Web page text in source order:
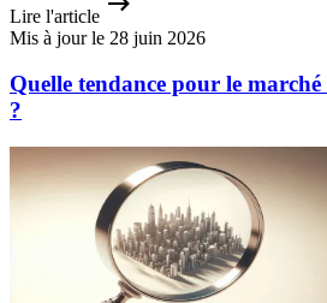
Lire l'article
Mis à jour le 28 juin 2026
Quelle tendance pour le
?